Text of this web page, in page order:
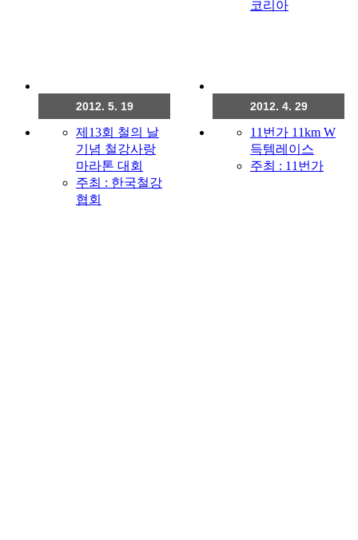
코리아
2012. 5. 19
제13회 철의 날
기념 철강사랑
마라톤 대회
주최 : 한국철강
협회
2012. 4. 29
11번가 11km W
득템레이스
주최 : 11번가